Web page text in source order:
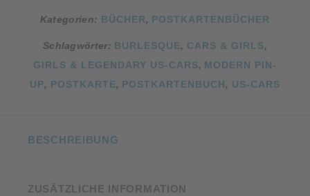
Kategorien: BÜCHER, POSTKARTENBÜCHER
Schlagwörter: BURLESQUE, CARS & GIRLS,
GIRLS & LEGENDARY US-CARS, MODERN PIN-
UP, POSTKARTE, POSTKARTENBUCH, US-CARS
BESCHREIBUNG
ZUSÄTZLICHE INFORMATION